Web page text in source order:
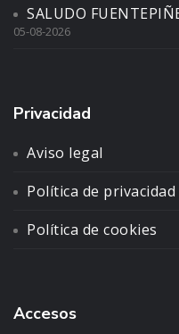
SALUDO
05-08-2026
Privacidad
Aviso legal
Política de privacidad
Política de cookies
Accesos